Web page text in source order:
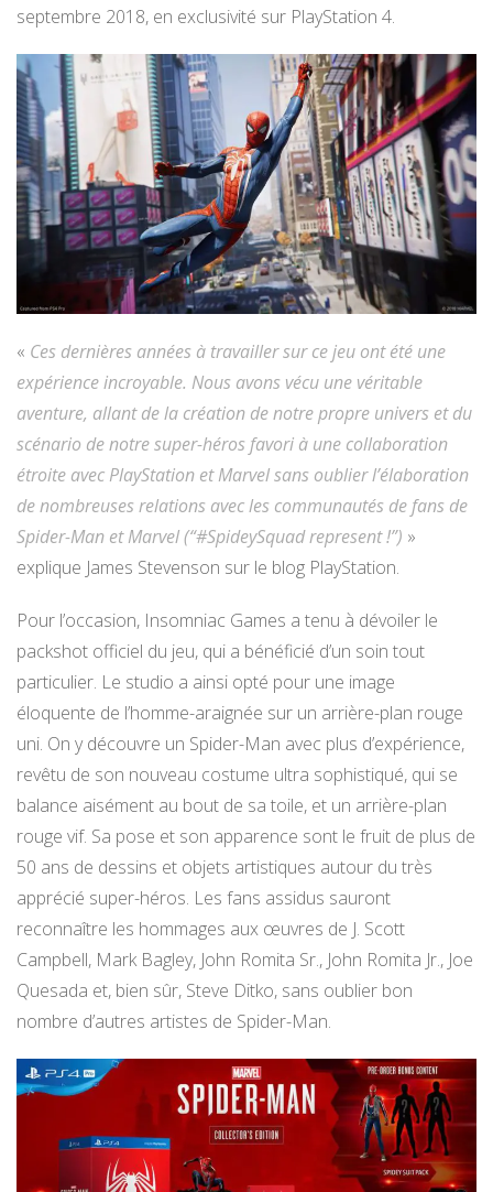
septembre 2018, en exclusivité sur PlayStation 4.
« Ces dernières années à travailler sur ce jeu ont été une
expérience incroyable. Nous avons vécu une véritable
aventure, allant de la création de notre propre univers et du
scénario de notre super-héros favori à une collaboration
étroite avec PlayStation et Marvel sans oublier l’élaboration
de nombreuses relations avec les communautés de fans de
Spider-Man et Marvel (“#SpideySquad represent !”) »
explique James Stevenson sur le blog PlayStation.
Pour l’occasion, Insomniac Games a tenu à dévoiler le
packshot officiel du jeu, qui a bénéficié d’un soin tout
particulier. Le studio a ainsi opté pour une image
éloquente de l’homme-araignée sur un arrière-plan rouge
uni. On y découvre un Spider-Man avec plus d’expérience,
revêtu de son nouveau costume ultra sophistiqué, qui se
balance aisément au bout de sa toile, et un arrière-plan
rouge vif. Sa pose et son apparence sont le fruit de plus de
50 ans de dessins et objets artistiques autour du très
apprécié super-héros. Les fans assidus sauront
reconnaître les hommages aux œuvres de J. Scott
Campbell, Mark Bagley, John Romita Sr., John Romita Jr., Joe
Quesada et, bien sûr, Steve Ditko, sans oublier bon
nombre d’autres artistes de Spider-Man.